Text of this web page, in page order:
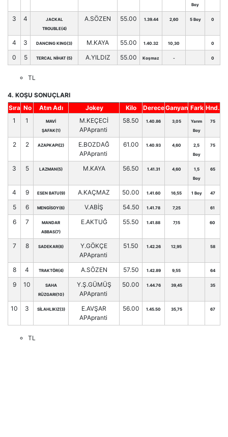
Boy
3 4
JACKAL
TROUBLE(4)
A.SÖZEN 55.00 1.39.44 2,60 5 Boy 0
4 3 DANCING KING(3) M.KAYA 55.00 1.40.32 10,30 0
0 5 TERCAL NİHAT (5) A.YILDIZ 55.00 Koşmaz - 0
TL
4. KOŞU SONUÇLARI
Sıra No Atın Adı Jokey Kilo DereceGanyan Fark Hnd.
1
1
MAVİ
ŞAFAK(1)
M.KEÇECİ
APApranti
58.50 1.40.86 3,05
Yarım
Boy
75
2 2 AZAPKAPI(2)
E.BOZDAĞ
APApranti
61.00 1.40.93 4,60
2,5
Boy
75
3 5 LAZMAN(5) M.KAYA 56.50 1.41.31 4,60
1,5
Boy
65
4 9 ESEN BATU(9) A.KAÇMAZ 50.00 1.41.60 16,55 1 Boy 47
5 6 MENGİSOY(6) V.ABİŞ 54.50 1.41.78 7,25 61
6 7
MANDAR
ABBAS(7)
E.AKTUĞ 55.50 1.41.88 7,15 60
7 8 SADEKAR(8)
Y.GÖKÇE
APApranti
51.50 1.42.26 12,95 58
8 4 TRAKTÖR(4) A.SÖZEN 57.50 1.42.89 9,55 64
9 10
SAHA
RÜZGARI(10)
Y.Ş.GÜMÜŞ
APApranti
50.00 1.44.76 39,45 35
10 3 SİLAHLIKIZ(3)
E.AVŞAR
APApranti
56.00 1.45.50 35,75 67
TL